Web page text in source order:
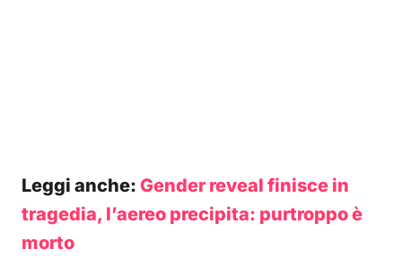
Leggi anche: Gender reveal finisce in
tragedia, l’aereo precipita: purtroppo è
morto